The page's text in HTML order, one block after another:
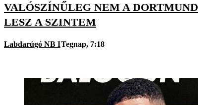
VALÓSZÍNŰLEG NEM A DORTMUND
LESZ A SZINTEM
Labdarúgó NB ITegnap, 7:18